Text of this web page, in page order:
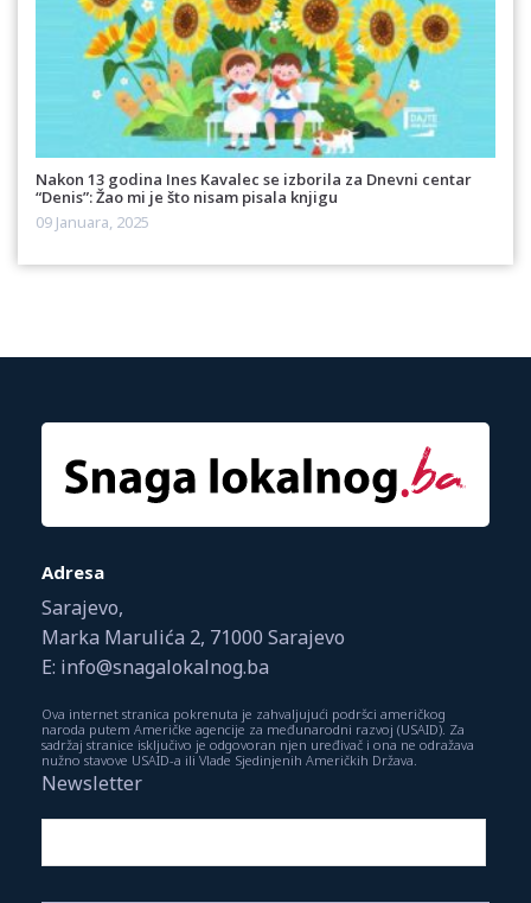
Nakon 13 godina Ines Kavalec se izborila za Dnevni centar
“Denis”: Žao mi je što nisam pisala knjigu
09 Januara, 2025
Adresa
Sarajevo,
Marka Marulića 2, 71000 Sarajevo
E: info@snagalokalnog.ba
Ova internet stranica pokrenuta je zahvaljujući podršci američkog
naroda putem Američke agencije za međunarodni razvoj (USAID). Za
sadržaj stranice isključivo je odgovoran njen uređivač i ona ne odražava
nužno stavove USAID-a ili Vlade Sjedinjenih Američkih Država.
Newsletter